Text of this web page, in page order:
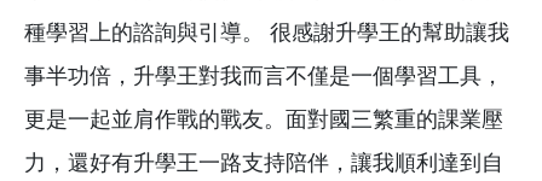
種學習上的諮詢與引導。 很感謝升學王的幫助讓我
事半功倍，升學王對我而言不僅是一個學習工具，
更是一起並肩作戰的戰友。面對國三繁重的課業壓
力，還好有升學王一路支持陪伴，讓我順利達到自